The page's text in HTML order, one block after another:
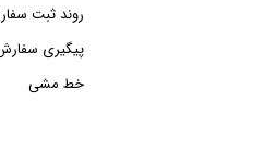
روند ثبت
پیگیری
خط مشی